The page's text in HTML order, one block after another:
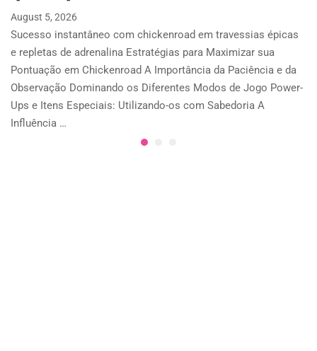
August 5, 2026
Sucesso instantâneo com chickenroad em travessias épicas
e repletas de adrenalina Estratégias para Maximizar sua
Pontuação em Chickenroad A Importância da Paciência e da
Observação Dominando os Diferentes Modos de Jogo Power-
Ups e Itens Especiais: Utilizando-os com Sabedoria A
Influência …